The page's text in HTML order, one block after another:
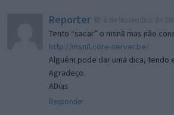
Reporter
Tento “sacar” o msn8 mas não
http://msn8.core-server.be/
Alguém pode dar uma dica, tendo
Agradeço.
ADias
Responder